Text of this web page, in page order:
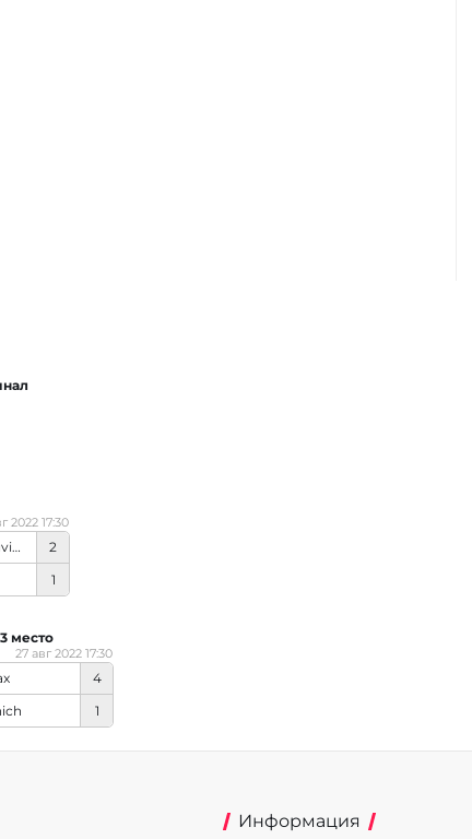
Rage_(Peruvian_player)
2
1
2022 17:30
4
1
27 авг 2022 17:30
3 место
Информация